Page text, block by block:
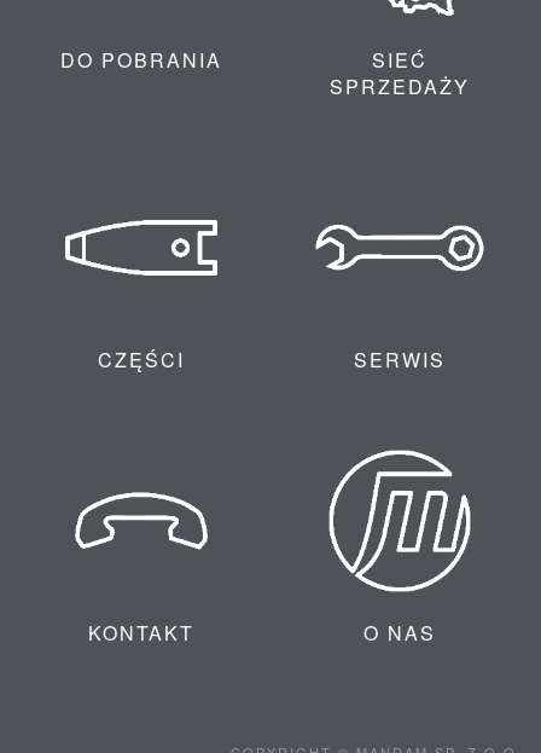
DO POBRANIA
SIEĆ
SPRZEDAŻY
CZĘŚCI SERWIS
KONTAKT O NAS